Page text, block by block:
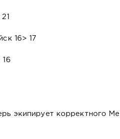
16> 17
16
экипирует корректного